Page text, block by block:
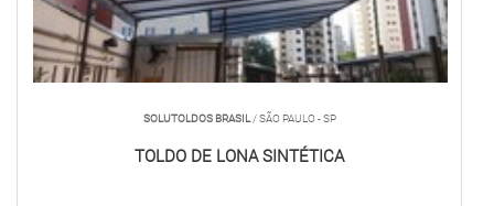
SOLUTOLDOS BRASIL/ SÃO PAULO - SP
TOLDO DE LONA SINTÉTICA